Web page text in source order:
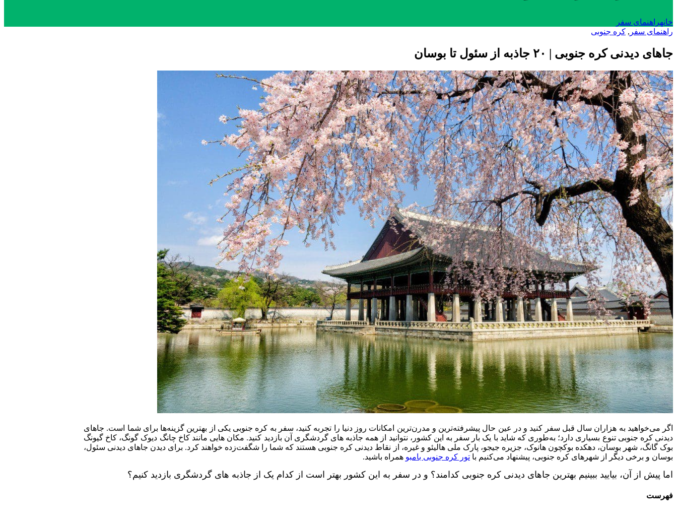
خانهراهنمای سفر
راهنمای سفر , کره جنوبی
جاهای دیدنی کره جنوبی | ۲۰ جاذبه از سئول تا بوسان
اگر می‌خواهید به هزاران سال قبل سفر کنید و در عین حال پیشرفته‌ترین و مدرن‌ترین امکانات روز دنیا را تجربه کنید، سفر به کره جنوبی یکی از بهترین گزینه‌ها برای شما است. جاهای
دیدنی کره جنوبی تنوع بسیاری دارد؛ به‌طوری که شاید با یک بار سفر به این کشور، نتوانید از همه جاذبه‌ های گردشگری آن بازدید کنید. مکان‌ هایی مانند کاخ چانگ دیوک گونگ، کاخ گیونگ
بوک گانگ، شهر بوسان، دهکده بوکچون هانوک، جزیره جیجو، پارک ملی هالیئو و غیره، از نقاط دیدنی کره جنوبی هستند که شما را شگفت‌زده خواهند کرد. برای دیدن جاهای دیدنی سئول،
بوسان و برخی دیگر از شهرهای کره جنوبی، پیشنهاد می‌کنیم با تور کره جنوبی بامبو همراه باشید.
اما پیش از آن، بیایید ببینیم بهترین جاهای دیدنی کره جنوبی کدامند؟ و در سفر به این کشور بهتر است از کدام یک از جاذبه های گردشگری بازدید کنیم؟
فهرست